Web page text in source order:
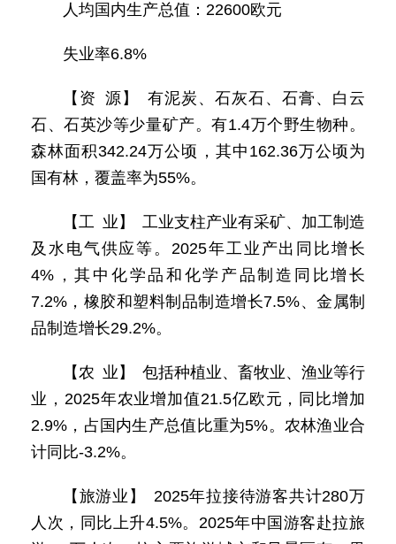
人均国内生产总值：22600欧元
失业率6.8%
【资 源】 有泥炭、石灰石、石膏、白云
石、石英沙等少量矿产。有1.4万个野生物种。
森林面积342.24万公顷，其中162.36万公顷为
国有林，覆盖率为55%。
【工 业】 工业支柱产业有采矿、加工制造
及水电气供应等。2025年工业产出同比增长
4%，其中化学品和化学产品制造同比增长
7.2%，橡胶和塑料制品制造增长7.5%、金属制
品制造增长29.2%。
【农 业】 包括种植业、畜牧业、渔业等行
业，2025年农业增加值21.5亿欧元，同比增加
2.9%，占国内生产总值比重为5%。农林渔业合
计同比-3.2%。
【旅游业】 2025年拉接待游客共计280万
人次，同比上升4.5%。2025年中国游客赴拉旅